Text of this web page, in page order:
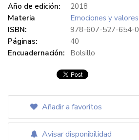
Año de edición:
2018
Materia
Emociones y valores
ISBN:
978-607-527-654-0
Páginas:
40
Encuadernación:
Bolsillo
Añadir a favoritos
Avisar disponibilidad